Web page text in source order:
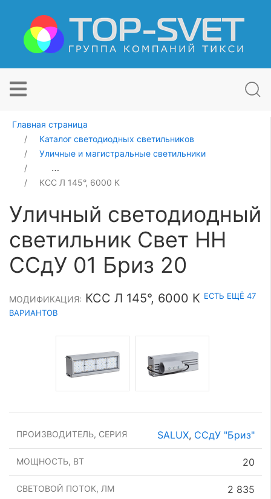
Главная страница
Каталог светодиодных светильников
Уличные и магистральные светильники
Уличный светодиодный светильник Свет НН ССдУ 01
КСС Л 145°, 6000 К
Уличный светодиодный
светильник Свет НН
ССдУ 01 Бриз 20
МОДИФИКАЦИЯ: КСС Л 145°, 6000 К ЕСТЬ ЕЩЁ 47
ВАРИАНТОВ
ПРОИЗВОДИТЕЛЬ, СЕРИЯ SALUX, ССдУ "Бриз"
МОЩНОСТЬ, ВТ 20
СВЕТОВОЙ ПОТОК, ЛМ 2 835